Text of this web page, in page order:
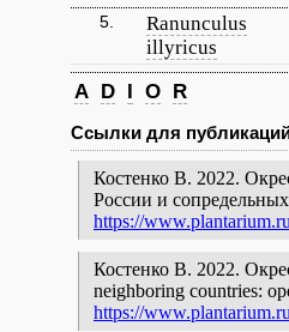
5.
Ranunculus
illyricus
A D I O R
Ссылки для
Костенко В. 2022.
России и
https://
Костенко В. 2022.
neighboring countries:
https://